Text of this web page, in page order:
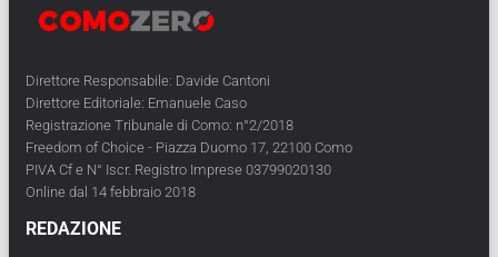
Direttore Responsabile: Davide Cantoni
Direttore Editoriale: Emanuele Caso
Registrazione Tribunale di Como: n°2/2018
Freedom of Choice - Piazza Duomo 17, 22100 Como
PIVA Cf e N° Iscr. Registro Imprese 03799020130
Online dal 14 febbraio 2018
REDAZIONE